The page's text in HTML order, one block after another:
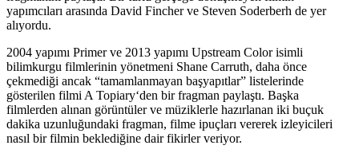
yapımcıları arasında David Fincher ve Steven Soderberh de yer
alıyordu.
2004 yapımı Primerve 2013 yapımı Upstream Colorisimli
bilimkurgu filmlerinin yönetmeni Shane Carruth, daha önce
çekmediği ancak “tamamlanmayan başyapıtlar” listelerinde
gösterilen filmi A Topiary‘den bir fragman paylaştı. Başka
filmlerden alınan görüntüler ve müziklerle hazırlanan iki buçuk
dakika uzunluğundaki fragman, filme ipuçları vererek izleyicileri
nasıl bir filmin beklediğine dair fikirler veriyor.